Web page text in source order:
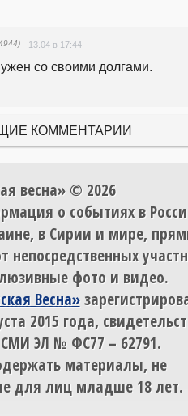
13.04 в 17:44
со своими долгами.
КОММЕНТАРИИ
весна» © 2026
о событиях в
в Сирии и мире,
непосредственных
фото и видео.
Весна»
2015 года,
ЭЛ № ФС77 – 62791.
материалы, не
для лиц младше 18 лет.